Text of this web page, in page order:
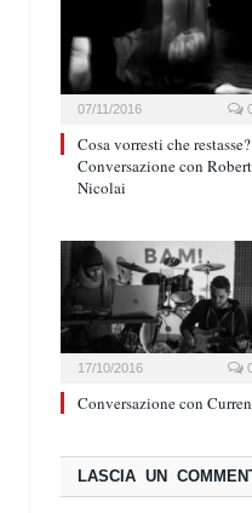
07/11/2016
Cosa vorresti che
Conversazione con
Nicolai
17/10/2016
Conversazione con
LASCIA UN